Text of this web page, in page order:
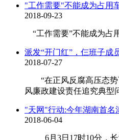
"工作需要"不能成为占用
2018-09-23
“工作需要”不能成为
派发“开门红”，仨班子成
2018-07-27
“在正风反腐高压态势
风廉政建设责任追究典
"天网"行动:今年湖南首名
2018-06-04
6月3日17时10分，长沙